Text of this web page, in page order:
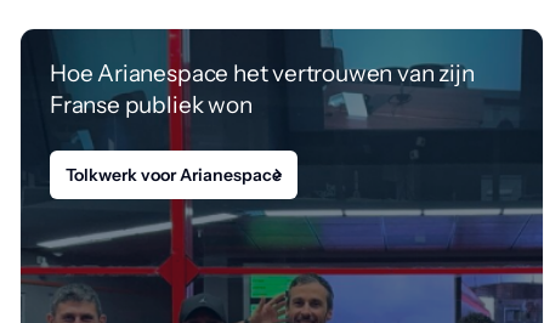
Hoe Arianespace het vertrouwen van zijn
Franse publiek won
Tolkwerk voor Arianespace